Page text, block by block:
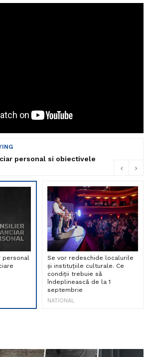
personal si obiectivele
personal
Se vor redeschide localurile
și instituțiile culturale. Ce
condiții trebuie să
îndeplinească de la 1
septembrie
NATIONAL